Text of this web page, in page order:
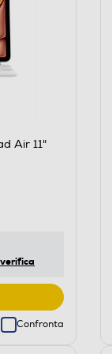
Air 11"
verifica
Confronta